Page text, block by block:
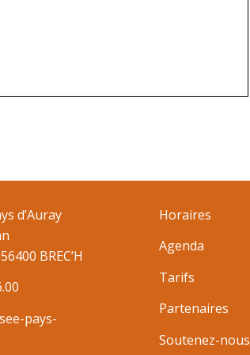
d’Auray
BREC’H
pays-
Horaires
Agenda
Tarifs
Partenaires
Soutenez-nous